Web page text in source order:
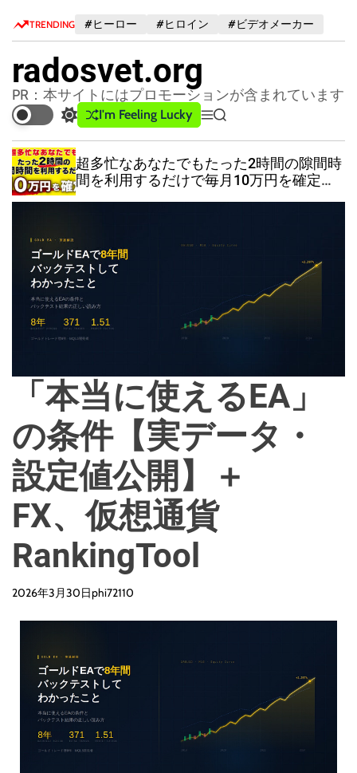
TRENDING #ヒーロー #ヒロイン #ビデオメーカー
radosvet.org
PR：本サイトにはプロモーションが含まれています
S
w
i
t
c
h
o
r
m
o
d
e
I'm Feeling Lucky
M
e
u
S
e
r
c
h
超多忙なあなたでもたった2時間の隙間時
間を利用するだけで毎月10万円を確定で
「本当に使えるEA」
の条件【実データ・
設定値公開】＋
FX、仮想通貨
RankingTool
2026年3月30日phi72110